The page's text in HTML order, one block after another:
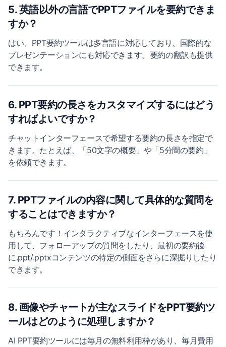
5. 英語以外の言語でPPTファイルを要約できま
すか？
はい、PPT要約ツールは多言語に対応しており、国際的な
プレゼンテーションにも対応できます。要約の翻訳も提供
できます。
6. PPT要約の長さをカスタマイズするにはどう
すればよいですか？
チャットインターフェースで希望する要約の長さを指定で
きます。たとえば、「50文字の概要」や「5分間の要約」
を依頼できます。
7. PPTファイルの内容に関して具体的な質問を
することはできますか？
もちろんです！インタラクティブなインターフェースを使
用して、フォローアップの質問をしたり、最初の要約後
に.ppt/.pptxコンテンツの特定の側面をさらに深掘りしたり
できます。
8. 画像やチャートが主なスライドをPPT要約ツ
ールはどのように処理しますか？
AI PPT要約ツールには毎月の無料利用枠があり、毎月費用